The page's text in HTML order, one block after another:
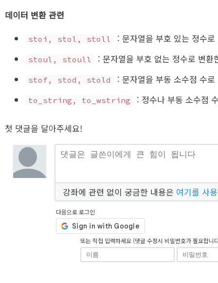
데이터 변환 관련
stoi, stol, stoll : 문자열을 부호 있는 정수
stoul, stoull : 문자열을 부호 없는 정수로 변환
stof, stod, stold : 문자열을 부동 소수점 수
to_string, to_wstring : 정수나 부동 소수점
첫 댓글을 달아주세요!
강좌에 관련 없이 궁금한 내용은 여기를 사
다음으로 로그인
또는 직접 입력하세요 (댓글 수정시 비밀번호가 필요합니